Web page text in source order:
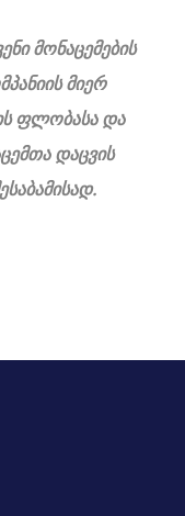
მონაცემების
მიერ
ფლობასა და
დაცვის